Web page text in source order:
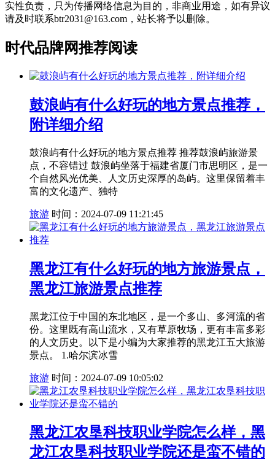
实性负责，只为传播网络信息为目的，非商业用途，如有异议
请及时联系btr2031@163.com，站长将予以删除。
时代品牌网推荐阅读
鼓浪屿有什么好玩的地方景点推荐，
附详细介绍
鼓浪屿有什么好玩的地方景点推荐 推荐鼓浪屿旅游景
点，不容错过 鼓浪屿坐落于福建省厦门市思明区，是一
个自然风光优美、人文历史深厚的岛屿。这里保留着丰
富的文化遗产、独特
旅游 时间：2024-07-09 11:21:45
黑龙江有什么好玩的地方旅游景点，
黑龙江旅游景点推荐
黑龙江位于中国的东北地区，是一个多山、多河流的省
份。这里既有高山流水，又有草原牧场，更有丰富多彩
的人文历史。以下是小编为大家推荐的黑龙江五大旅游
景点。 1.哈尔滨冰雪
旅游 时间：2024-07-09 10:05:02
黑龙江农垦科技职业学院怎么样，黑
龙江农垦科技职业学院还是蛮不错的